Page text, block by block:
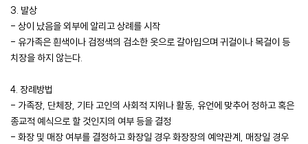
3. 발상
- 상이 났음을 외부에 알리고 상례를 시작
- 유가족은 흰색이나 검정색의 검소한 옷으로 갈아입으며 귀걸이나 목걸이 등
치장을 하지 않는다.
4. 장례방법
- 가족장, 단체장, 기타 고인의 사회적 지위나 활동, 유언에 맞추어 정하고 혹은
종교적 예식으로 할 것인지의 여부 등을 결정
- 화장 및 매장 여부를 결정하고 화장일 경우 화장장의 예약관계, 매장일 경우